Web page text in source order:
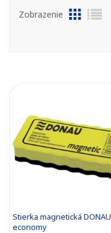
Zobrazenie
Stierka magnetická DONAU
economy